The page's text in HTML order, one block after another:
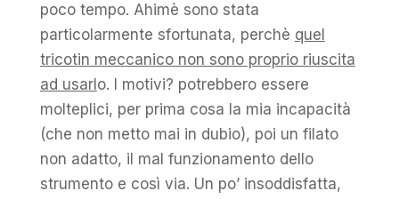
poco tempo. Ahimè sono stata
particolarmente sfortunata, perchè quel
tricotin meccanico non sono proprio riuscita
ad usarl o. I motivi? potrebbero essere
molteplici, per prima cosa la mia incapacità
(che non metto mai in dubio), poi un filato
non adatto, il mal funzionamento dello
strumento e così via. Un po’ insoddisfatta,